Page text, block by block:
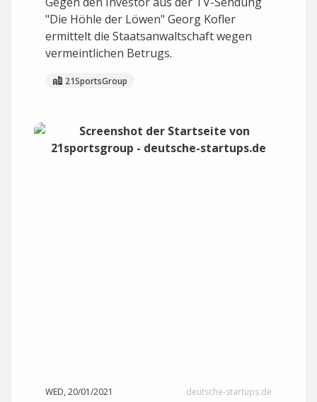
"Die Höhle der Löwen" Georg Kofler
ermittelt die Staatsanwaltschaft wegen
vermeintlichen Betrugs.
21SportsGroup
WED, 20/01/2021 deutsche-startups.de